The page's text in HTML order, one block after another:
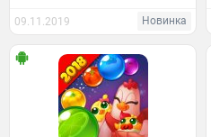
09.11.2019 Новинка